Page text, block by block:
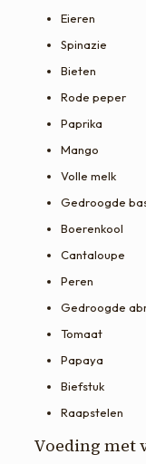
Eieren
Spinazie
Bieten
Rode peper
Paprika
Mango
Volle melk
Gedroogde
Boerenkool
Cantaloupe
Peren
Gedroogde
Tomaat
Papaya
Biefstuk
Raapstelen
Voeding met